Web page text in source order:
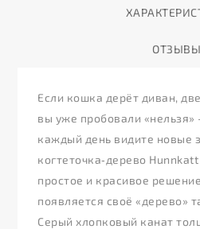
ОТЗЫВЫ
Если кошка дерёт диван,
вы уже пробовали «нельзя»
каждый день видите новые
когтеточка‑дерево
простое и красивое
появляется своё «дерево»
Серый хлопковый канат